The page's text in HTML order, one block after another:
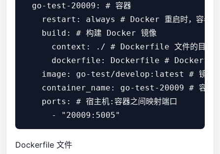
  go-test-20009: # 容器
restart: always # Docker 重启时，容器也
    build: # 构建 Docker 镜像
      context: ./ # Dockerfile 文件的目录
dockerfile: Dockerfile # Dockerfile
image: go-test/develop:latest # 镜像名
container_name: go-test-20009 # 容器
    ports: # 宿主机:容器之间映射端口
Dockerfile 文件